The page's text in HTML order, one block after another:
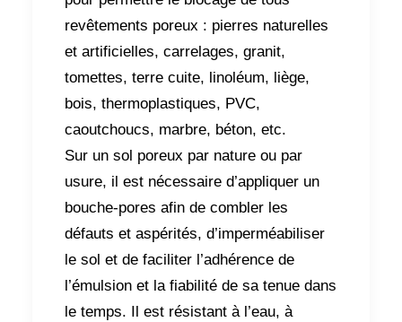
revêtements poreux : pierres naturelles
et artificielles, carrelages, granit,
tomettes, terre cuite, linoléum, liège,
bois, thermoplastiques, PVC,
caoutchoucs, marbre, béton, etc.
Sur un sol poreux par nature ou par
usure, il est nécessaire d’appliquer un
bouche-pores afin de combler les
défauts et aspérités, d’imperméabiliser
le sol et de faciliter l’adhérence de
l’émulsion et la fiabilité de sa tenue dans
le temps. Il est résistant à l’eau, à